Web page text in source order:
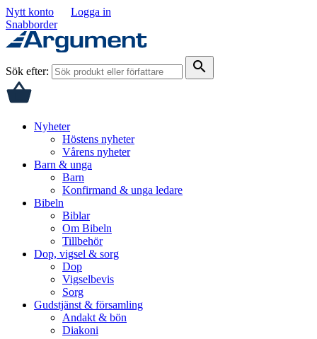
Nytt konto
Logga in
Snabborder
Sök efter: search
Nyheter
Höstens nyheter
Vårens nyheter
Barn & unga
Barn
Konfirmand & unga ledare
Bibeln
Biblar
Om Bibeln
Tillbehör
Dop, vigsel & sorg
Dop
Vigselbevis
Sorg
Gudstjänst & församling
Andakt & bön
Diakoni